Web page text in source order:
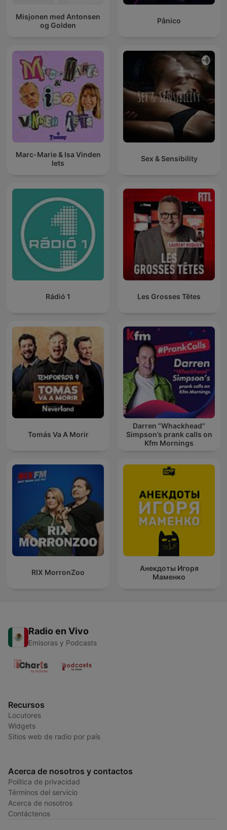
Misjonen med Antonsen
og Golden
Pânico
Marc-Marie & Isa Vinden
Iets
Sex & Sensibility
Rádió 1 Les Grosses Têtes
Tomás Va A Morir
Darren “Whackhead”
Simpson’s prank calls on
Kfm Mornings
RIX MorronZoo
Анекдоты Игоря
Маменко
Radio en Vivo
Emisoras y Podcasts
Recursos
Locutores
Widgets
Sitios web de radio por país
Acerca de nosotros y contactos
Política de privacidad
Términos del servicio
Acerca de nosotros
Contáctenos